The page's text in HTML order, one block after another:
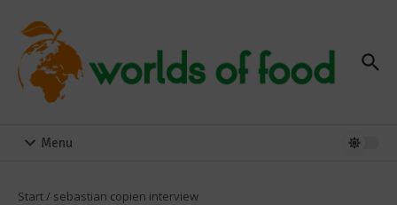
Menu
Start/ sebastian copien interview